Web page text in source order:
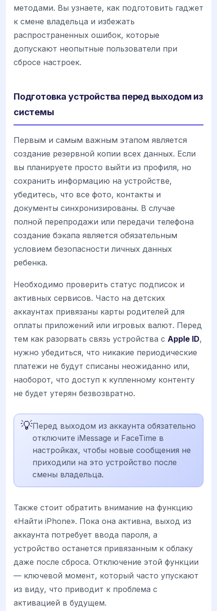
методами. Вы узнаете, как подготовить гаджет
к смене владельца и избежать
распространенных ошибок, которые
допускают неопытные пользователи при
сбросе настроек.
Подготовка устройства перед выходом из
системы
Первым и самым важным этапом является
создание резервной копии всех данных. Если
вы планируете просто выйти из профиля, но
сохранить информацию на устройстве,
убедитесь, что все фото, контакты и
документы синхронизированы. В случае
полной перепродажи или передачи телефона
создание бэкапа является обязательным
условием безопасности личных данных
ребенка.
Необходимо проверить статус подписок и
активных сервисов. Часто на детских
аккаунтах привязаны карты родителей для
оплаты приложений или игровых валют. Перед
тем как разорвать связь устройства с Apple ID,
нужно убедиться, что никакие периодические
платежи не будут списаны неожиданно или,
наоборот, что доступ к купленному контенту
не будет утерян безвозвратно.
💡Перед выходом из аккаунта обязательно
отключите iMessage и FaceTime в
настройках, чтобы новые сообщения не
приходили на это устройство после
смены владельца.
Также стоит обратить внимание на функцию
«Найти iPhone». Пока она активна, выход из
аккаунта потребует ввода пароля, а
устройство останется привязанным к облаку
даже после сброса. Отключение этой функции
— ключевой момент, который часто упускают
из виду, что приводит к проблема с
активацией в будущем.